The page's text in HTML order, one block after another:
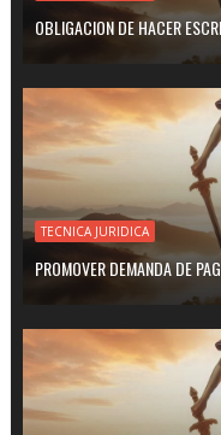
OBLIGACION DE HACER
TECNICA JURIDICA
PROMOVER DEMANDA DE